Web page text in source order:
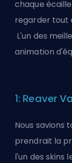
chaque
regarder tout
L'un des
animation
1: Reaver
Nous savions
prendrait la
l'un des skins